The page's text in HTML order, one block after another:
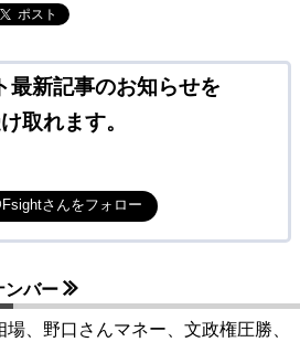
ポスト
最新記事のお知らせを
取れます。
さんをフォロー
ンバー
場、野口さんマネー、文政権圧勝、